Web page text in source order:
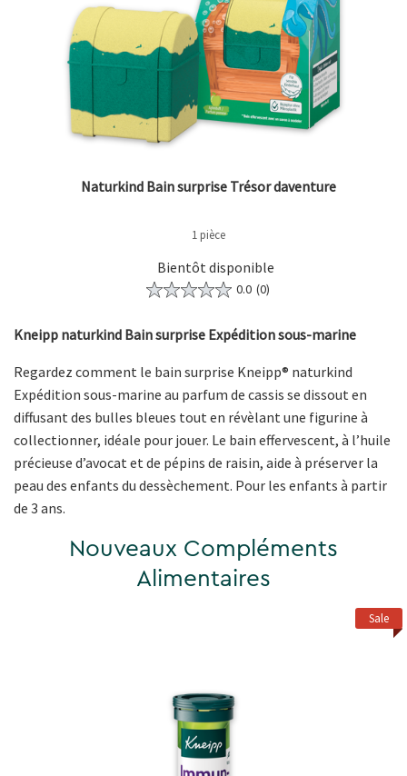
Naturkind Bain surprise Trésor daventure
1 pièce
Bientôt disponible
0.0 (0)
Kneipp naturkind Bain surprise Expédition sous-marine
Regardez comment le bain surprise Kneipp® naturkind
Expédition sous-marine au parfum de cassis se dissout en
diffusant des bulles bleues tout en révèlant une figurine à
collectionner, idéale pour jouer. Le bain effervescent, à l’huile
précieuse d’avocat et de pépins de raisin, aide à préserver la
peau des enfants du dessèchement. Pour les enfants à partir
de 3 ans.
Nouveaux Compléments
Alimentaires
Sale